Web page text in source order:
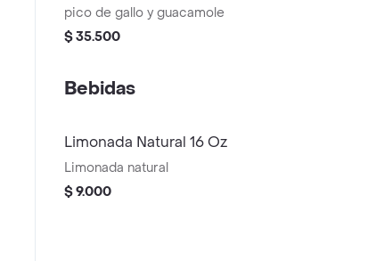
pico de gallo y guacamole
$ 35.500
Bebidas
Limonada Natural 16 Oz
Limonada natural
$ 9.000